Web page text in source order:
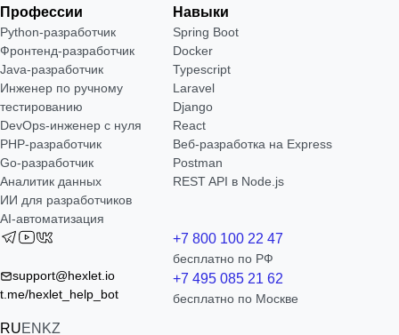
Профессии
Python-разработчик
Фронтенд-разработчик
Java-разработчик
Инженер по ручному
тестированию
DevOps-инженер с нуля
РНР-разработчик
Go-разработчик
Аналитик данных
ИИ для разработчиков
AI-автоматизация
Навыки
Spring Boot
Docker
Typescript
Laravel
Django
React
Веб-разработка на Express
Postman
REST API в Node.js
support@hexlet.io
t.me/hexlet_help_bot
RUEN KZ
+7 800 100 22 47
бесплатно по РФ
+7 495 085 21 62
бесплатно по Москве